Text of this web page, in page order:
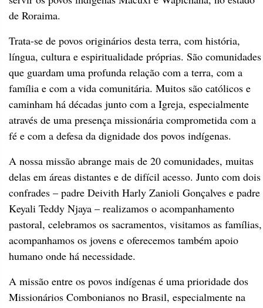
de Roraima.
Trata-se de povos originários desta terra, com história,
língua, cultura e espiritualidade próprias. São comunidades
que guardam uma profunda relação com a terra, com a
família e com a vida comunitária. Muitos são católicos e
caminham há décadas junto com a Igreja, especialmente
através de uma presença missionária comprometida com a
fé e com a defesa da dignidade dos povos indígenas.
A nossa missão abrange mais de 20 comunidades, muitas
delas em áreas distantes e de difícil acesso. Junto com dois
confrades – padre Deivith Harly Zanioli Gonçalves e padre
Keyali Teddy Njaya – realizamos o acompanhamento
pastoral, celebramos os sacramentos, visitamos as famílias,
acompanhamos os jovens e oferecemos também apoio
humano onde há necessidade.
A missão entre os povos indígenas é uma prioridade dos
Missionários Combonianos no Brasil, especialmente na